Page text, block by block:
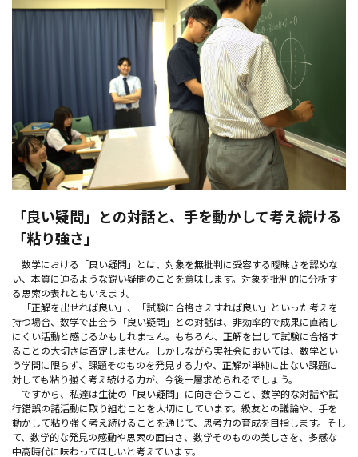
「良い疑問」との対話と、手を動かして考え続ける
「粘り強さ」
数学における「良い疑問」とは、対象を無批判に受容する曖昧さを認めな
い、本質に迫るような鋭い疑問のことを意味します。対象を批判的に分析す
る思索の表れともいえます。
「正解を出せれば良い」、「試験に合格さえすれば良い」といった考えを
持つ場合、数学で出会う「良い疑問」との対話は、非効率的で成果に直結し
にくい活動と感じるかもしれません。もちろん、正解を出して試験に合格す
ることの大切さは否定しません。しかしながら実社会においては、数学とい
う学問に限らず、課題そのものを発見する力や、正解が単純に出ない課題に
対しても粘り強く考え続ける力が、今後一層求められるでしょう。
ですから、私達は生徒の「良い疑問」に向き合うこと、数学的な対話や試
行錯誤の諸活動に取り組むことを大切にしています。級友との議論や、手を
動かして粘り強く考え続けることを通じて、思考力の育成を目指します。そし
て、数学的な発見の感動や思索の面白さ、数学そのものの美しさを、多感な
中高時代に味わってほしいと考えています。